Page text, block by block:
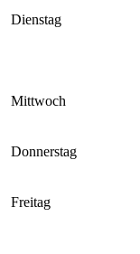
Dienstag
Mittwoch
Donnerstag
Freitag